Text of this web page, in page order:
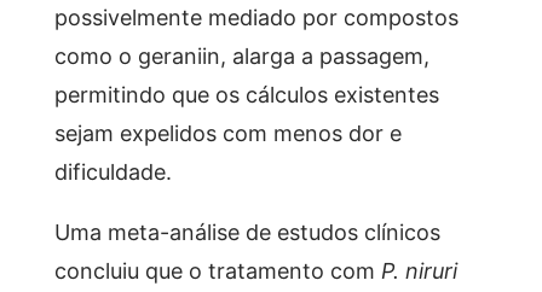
possivelmente mediado por compostos
como o geraniin, alarga a passagem,
permitindo que os cálculos existentes
sejam expelidos com menos dor e
dificuldade.
Uma meta-análise de estudos clínicos
concluiu que o tratamento com P. niruri